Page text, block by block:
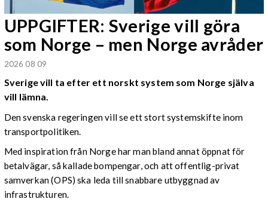
UPPGIFTER: Sverige vill göra
som Norge – men Norge avråder
2026 08 09
Sverige vill ta efter ett norskt system som Norge själva
vill lämna.
Den svenska regeringen vill se ett stort systemskifte inom
transportpolitiken.
Med inspiration från Norge har man bland annat öppnat för
betalvägar, så kallade bompengar, och att offentlig-privat
samverkan (OPS) ska leda till snabbare utbyggnad av
infrastrukturen.